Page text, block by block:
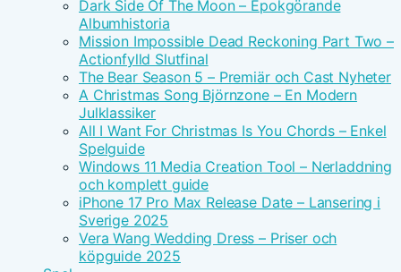
Dark Side Of The Moon – Epokgörande
Albumhistoria
Mission Impossible Dead Reckoning Part Two –
Actionfylld Slutfinal
The Bear Season 5 – Premiär och Cast Nyheter
A Christmas Song Björnzone – En Modern
Julklassiker
All I Want For Christmas Is You Chords – Enkel
Spelguide
Windows 11 Media Creation Tool – Nerladdning
och komplett guide
iPhone 17 Pro Max Release Date – Lansering i
Sverige 2025
Vera Wang Wedding Dress – Priser och
köpguide 2025